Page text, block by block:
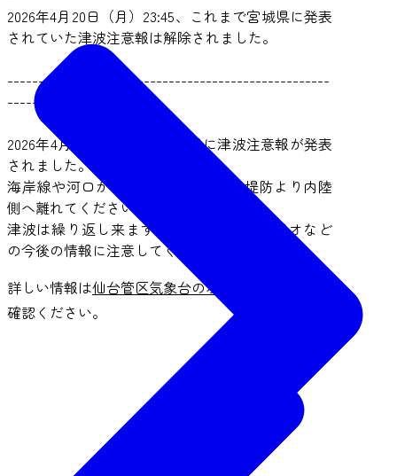
2026年4月20日（月）23:45、これまで宮城県に発表
されていた津波注意報は解除されました。
----------------------------------------------------
---------
2026年4月20日16:55に、宮城県に津波注意報が発表
されました。
海岸線や河口から直ちに離れ、海岸堤防より内陸
側へ離れてください。
津波は繰り返し来ますので、テレビ・ラジオなど
の今後の情報に注意してください。
詳しい情報は仙台管区気象台のホームページ
確認ください。